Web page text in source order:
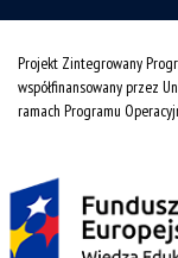
Projekt Zintegrowany
współfinansowany przez
ramach Programu